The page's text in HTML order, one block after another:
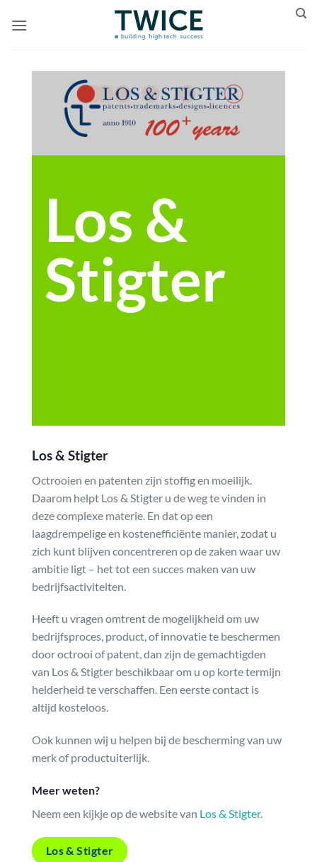
naar
Los &
Stigter
Los & Stigter
Octrooien en patenten zijn stoffig en moeilijk.
Daarom helpt Los & Stigter u de weg te vinden in
deze complexe materie. En dat op een
laagdrempelige en kostenefficiënte manier, zodat u
zich kunt blijven concentreren op de zaken waar uw
ambitie ligt – het tot een succes maken van uw
bedrijfsactiviteiten.
Heeft u vragen omtrent de mogelijkheid om uw
bedrijfsproces, product, of innovatie te beschermen
door octrooi of patent, dan zijn de gemachtigden
van Los & Stigter beschikbaar om u op korte termijn
helderheid te verschaffen. Een eerste contact is
altijd kosteloos.
Ook kunnen wij u helpen bij de bescherming van uw
merk of productuiterlijk.
Meer weten?
Neem een kijkje op de website van Los & Stigter.
Los & Stigter